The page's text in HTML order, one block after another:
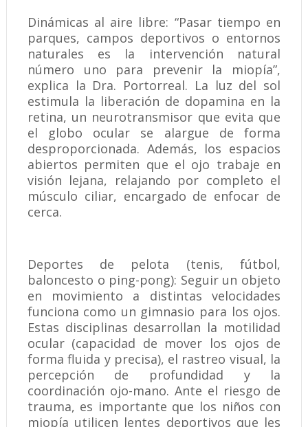
Dinámicas al aire libre: “Pasar tiempo en
parques, campos deportivos o entornos
naturales es la intervención natural
número uno para prevenir la miopía”,
explica la Dra. Portorreal. La luz del sol
estimula la liberación de dopamina en la
retina, un neurotransmisor que evita que
el globo ocular se alargue de forma
desproporcionada. Además, los espacios
abiertos permiten que el ojo trabaje en
visión lejana, relajando por completo el
músculo ciliar, encargado de enfocar de
cerca.
Deportes de pelota (tenis, fútbol,
baloncesto o ping-pong): Seguir un objeto
en movimiento a distintas velocidades
funciona como un gimnasio para los ojos.
Estas disciplinas desarrollan la motilidad
ocular (capacidad de mover los ojos de
forma fluida y precisa), el rastreo visual, la
percepción de profundidad y la
coordinación ojo-mano. Ante el riesgo de
trauma, es importante que los niños con
miopía utilicen lentes deportivos que les